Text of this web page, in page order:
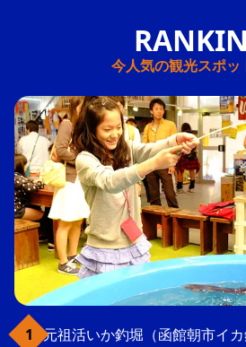
今人気の観光スポッ
元祖活いか釣堀（函館朝市イカ